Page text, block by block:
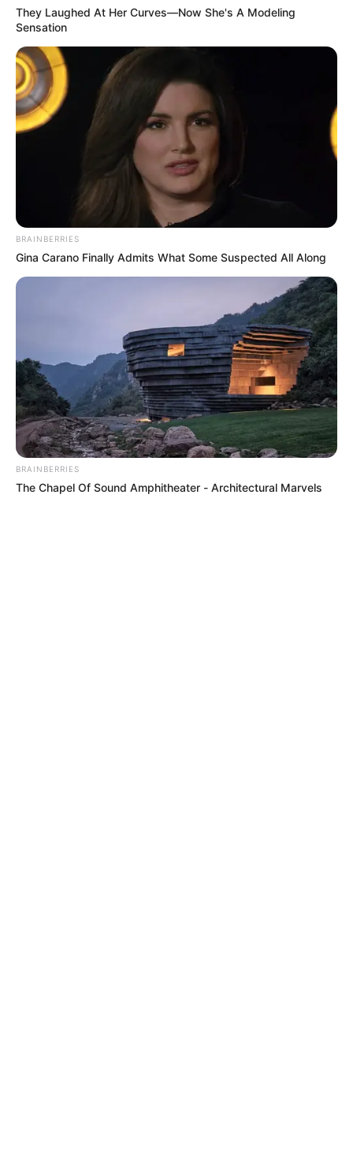
Tenemos todas las noticias que le
interesan. Para estar bien informado, por
favor, active las notificaciones de Alerta.
ACTIVAR AHORA
TEMAS DESTACADOS
LOCALIDAD DE USAQUÉN
DESAPARECIDOS
LOCALIDAD DE ENGATIVÁ
REGIOTRAM DE OCCIDENTE
LOCALIDAD DE SUBA
They Laughed At Her Curves—Now She's A Modeling
Sensation
BRAINBERRIES
Gina Carano Finally Admits What Some Suspected All Along
BRAINBERRIES
The Chapel Of Sound Amphitheater - Architectural Marvels